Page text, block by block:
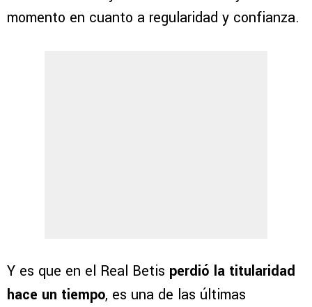
momento en cuanto a regularidad y confianza.
Y es que en el Real Betis perdió la titularidad
hace un tiempo, es una de las últimas